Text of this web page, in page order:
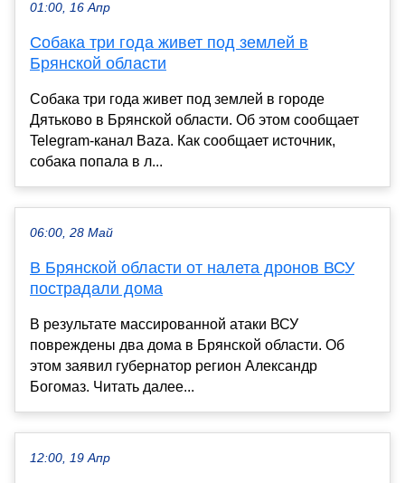
01:00, 16 Апр
Собака три года живет под землей в
Брянской области
Собака три года живет под землей в городе
Дятьково в Брянской области. Об этом сообщает
Telegram-канал Baza. Как сообщает источник,
собака попала в л...
06:00, 28 Май
В Брянской области от налета дронов ВСУ
пострадали дома
В результате массированной атаки ВСУ
повреждены два дома в Брянской области. Об
этом заявил губернатор регион Александр
Богомаз. Читать далее...
12:00, 19 Апр